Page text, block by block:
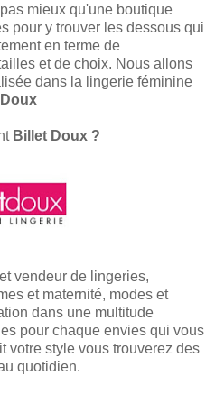
mieux qu'une boutique
pour y trouver les dessous qui
en terme de
et de choix. Nous allons
dans la lingerie féminine
Billet Doux ?
vendeur de lingeries,
et maternité, modes et
dans une multitude
pour chaque envies qui vous
votre style vous trouverez des
quotidien.